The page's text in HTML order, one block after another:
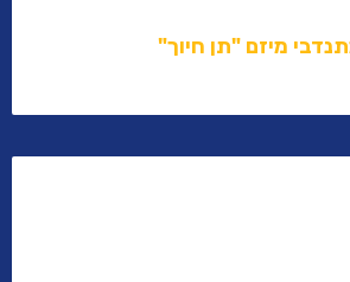
מיזם "תן חיוך"